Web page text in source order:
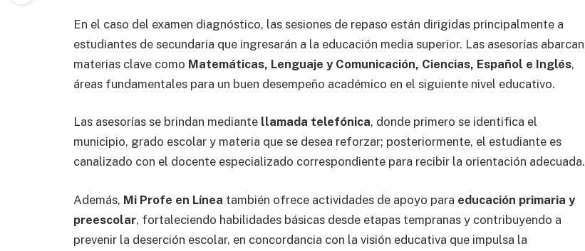
En el caso del examen diagnóstico, las sesiones de repaso están dirigidas principalmente a
estudiantes de secundaria que ingresarán a la educación media superior. Las asesorías abarcan
materias clave como Matemáticas, Lenguaje y Comunicación, Ciencias, Español e Inglés,
áreas fundamentales para un buen desempeño académico en el siguiente nivel educativo.
Las asesorías se brindan mediante llamada telefónica, donde primero se identifica el
municipio, grado escolar y materia que se desea reforzar; posteriormente, el estudiante es
canalizado con el docente especializado correspondiente para recibir la orientación adecuada.
Además, Mi Profe en Línea también ofrece actividades de apoyo para educación primaria y
preescolar, fortaleciendo habilidades básicas desde etapas tempranas y contribuyendo a
prevenir la deserción escolar, en concordancia con la visión educativa que impulsa la